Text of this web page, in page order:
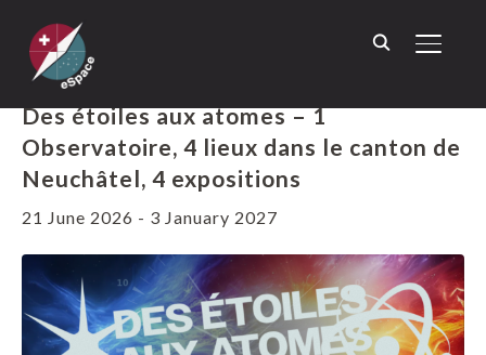
« ALL EVENTS
Des étoiles aux atomes – 1
Observatoire, 4 lieux dans le canton de
Neuchâtel, 4 expositions
21 June 2026 - 3 January 2027